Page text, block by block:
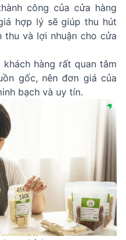
công của cửa hàng
hợp lý sẽ giúp thu hút
thu và lợi nhuận cho cửa
hàng rất quan tâm
gốc, nên đơn giá của
bạch và uy tín.